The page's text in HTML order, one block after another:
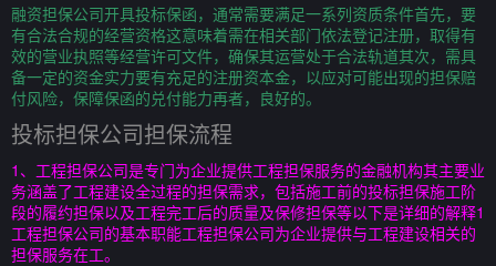
融资担保公司开具投标保函，通常需要满足一系列资质条件首先，要
有合法合规的经营资格这意味着需在相关部门依法登记注册，取得有
效的营业执照等经营许可文件，确保其运营处于合法轨道其次，需具
备一定的资金实力要有充足的注册资本金，以应对可能出现的担保赔
付风险，保障保函的兑付能力再者，良好的。
投标担保公司担保流程
1、工程担保公司是专门为企业提供工程担保服务的金融机构其主要业
务涵盖了工程建设全过程的担保需求，包括施工前的投标担保施工阶
段的履约担保以及工程完工后的质量及保修担保等以下是详细的解释1
工程担保公司的基本职能工程担保公司为企业提供与工程建设相关的
担保服务在工。